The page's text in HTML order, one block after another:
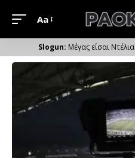
Μέγεθος
Γραμματοσειράς
Aa
Μέγας είσαι